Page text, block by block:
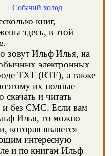
Собачий холод
книг,
здесь, в этой
зовут Ильф Илья, на
электронных
TXT (RTF), а также
их полные
и читать
и без СМС. Если вам
Илья, то можно
которая является
интересную
и по книгам Ильф